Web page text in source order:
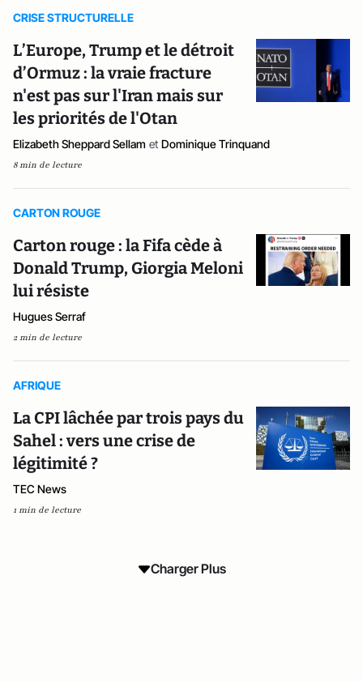
CRISE STRUCTURELLE
L’Europe, Trump et le détroit
d’Ormuz : la vraie fracture
n'est pas sur l'Iran mais sur
les priorités de l'Otan
Elizabeth Sheppard Sellam et Dominique Trinquand
8 min de lecture
CARTON ROUGE
Carton rouge : la Fifa cède à
Donald Trump, Giorgia Meloni
lui résiste
Hugues Serraf
2 min de lecture
AFRIQUE
La CPI lâchée par trois pays du
Sahel : vers une crise de
légitimité ?
TEC News
1 min de lecture
Charger Plus